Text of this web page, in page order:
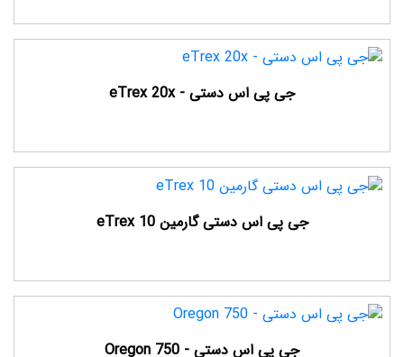
جی پی اس دستی - eTrex 20x
جی پی اس دستی گارمین eTrex 10
جی پی اس دستی - Oregon 750